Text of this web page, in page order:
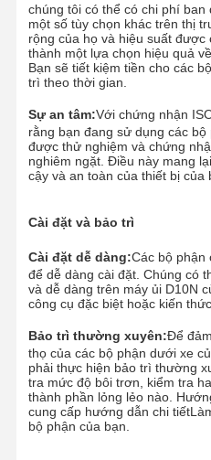
Thùng thợ đào
Răng xô
Lưỡi cắt của máy ủi
cánh tay máy xúc
Nhấn chân đinh
chúng tôi có thể có chi phí
một số tùy chọn khác trên thị
rộng của họ và hiệu suất
thành một lựa chọn hiệu quả
Bạn sẽ tiết kiệm tiền cho các
trì theo thời gian.
Sự an tâm:Với chứng nhận
rằng bạn đang sử dụng các
được thử nghiệm và chứng
nghiêm ngặt. Điều này mang
cậy và an toàn của thiết bị của
Cài đặt và bảo trì
Cài đặt dễ dàng:Các bộ phận
để dễ dàng cài đặt. Chúng có
và dễ dàng trên máy ủi D10N
công cụ đặc biệt hoặc kiến
Bảo trì thường xuyên:Để
thọ của các bộ phận dưới xe
phải thực hiện bảo trì thường
tra mức độ bôi trơn, kiểm tra
thành phần lỏng lẻo nào.
cung cấp hướng dẫn chi tiết
bộ phận của bạn.